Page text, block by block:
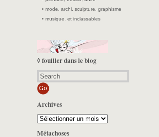
• mode, archi, sculpture, graphisme
• musique, et inclassables
◊ fouiller dans le blog
Archives
Archives
Métachoses